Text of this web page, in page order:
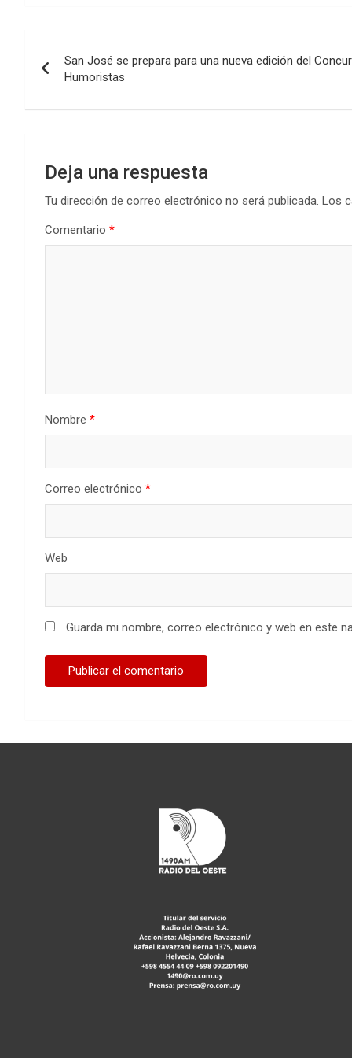
ce
o
o
k
tt at
A
p
ke
n
m
ar
de
entradas
San José se prepara para una nueva edición del
Humoristas
Deja una respuesta
Tu dirección de correo electrónico no será publicada. Los
Comentario *
Nombre *
Correo electrónico *
Web
Guarda mi nombre, correo electrónico y web en este